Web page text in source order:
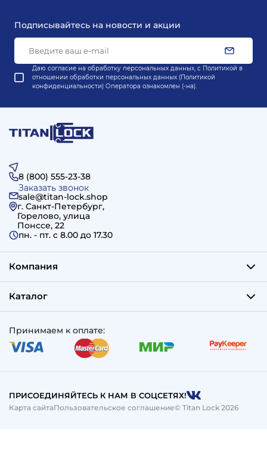
Подписывайтесь на новости и акции
Даю согласие на обработку персональных данных, с Политикой в
отношении обработки персональных данных (Политикой
конфиденциальности) Оператора ознакомлен (-на).
8 (800) 555-23-38
Заказать звонок
sale@titan-lock.shop
г. Санкт-Петербург,
Горелово, улица
Понссе, 22
пн. - пт. c 8.00 до 17.30
Компания
Каталог
Принимаем к оплате:
ПРИСОЕДИНЯЙТЕСЬ К НАМ В СОЦСЕТЯХ!
Карта сайтаПользовательское соглашение© Titan Lock 2026